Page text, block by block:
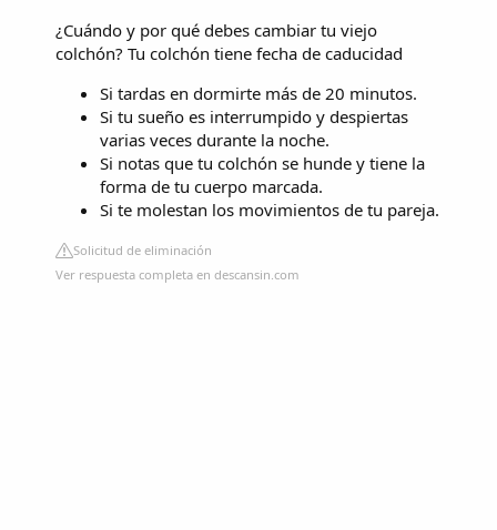
¿Cuándo y por qué debes cambiar tu viejo
colchón? Tu colchón tiene fecha de caducidad
Si tardas en dormirte más de 20 minutos.
Si tu sueño es interrumpido y despiertas
varias veces durante la noche.
Si notas que tu colchón se hunde y tiene la
forma de tu cuerpo marcada.
Si te molestan los movimientos de tu pareja.
Solicitud de eliminación
Ver respuesta completa en descansin.com